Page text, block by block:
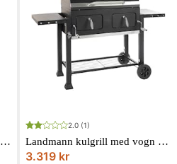
Landmann Charcoal Smoker 11407 Kulgrill
2.0 (1)
Landmann kulgrill med vogn XXL - Cast Iron 11515
3.319 kr